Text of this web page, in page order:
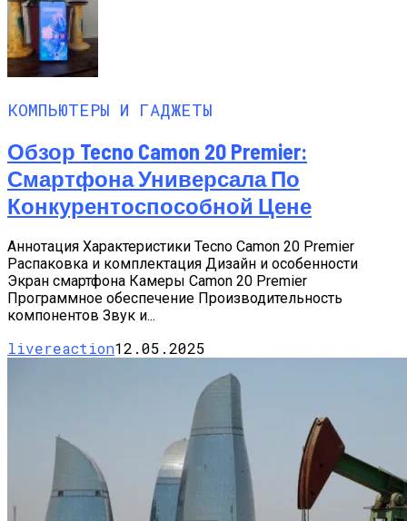
КОМПЬЮТЕРЫ И ГАДЖЕТЫ
Обзор Tecno Camon 20 Premier:
Смартфона Универсала По
Конкурентоспособной Цене
Аннотация Характеристики Tecno Camon 20 Premier
Распаковка и комплектация Дизайн и особенности
Экран смартфона Камеры Camon 20 Premier
Программное обеспечение Производительность
компонентов Звук и...
livereaction12.05.2025